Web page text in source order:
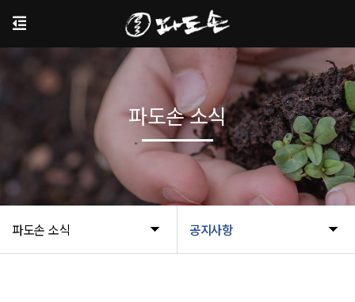
파도손 소식 공지사항
파도손 소식